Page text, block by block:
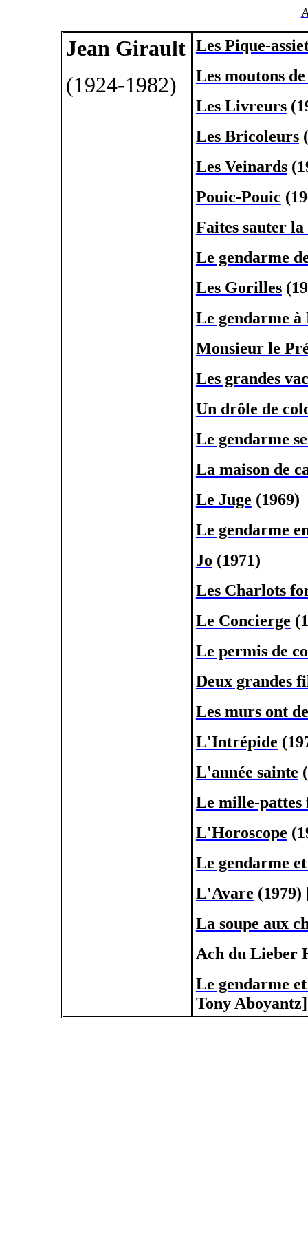
Jean Girault
(1924-1982)
Les Pique-
Les moutons
Les Livreurs
Les Bricoleurs
Les Veinards
Pouic-Pouic
Faites sauter la
Le gendarme
Les Gorilles
Le gendarme à
Monsieur le
Les grandes
Un drôle de
Le gendarme
La maison de
Le Juge (1969)
Le gendarme
Jo (1971)
Les Charlots
Le Concierge
Le permis de
Deux grandes
Les murs ont
L'Intrépide
L'année sainte
Le mille-pattes
L'Horoscope
Le gendarme
L'Avare (1979)
La soupe aux
Ach du Lieber
Le gendarme
Tony Aboyantz]